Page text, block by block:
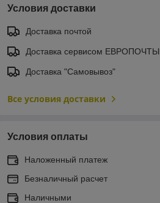
Условия доставки
Доставка почтой
Доставка сервисом ЕВРОПОЧТЫ
Доставка "Самовывоз"
Все условия доставки
Условия оплаты
Наложенный платеж
Безналичный расчет
Наличными